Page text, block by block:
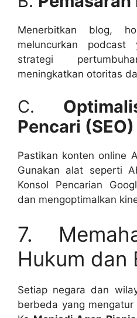
Menerbitkan blog,
meluncurkan
strategi
meningkatkan otoritas
C.
Pencari (SEO)
Pastikan konten online
Gunakan alat seperti
Konsol Pencarian
dan mengoptimalkan
7.
Hukum dan
Setiap negara dan
berbeda yang